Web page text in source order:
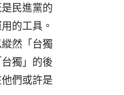
民進黨的
的工具。
然「台獨
獨」的後
們或許是